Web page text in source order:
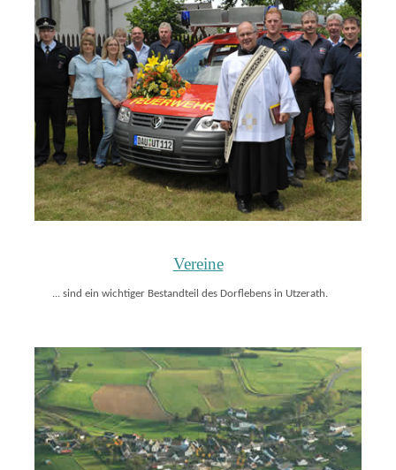
Vereine
... sind ein wichtiger Bestandteil des Dorflebens in Utzerath.